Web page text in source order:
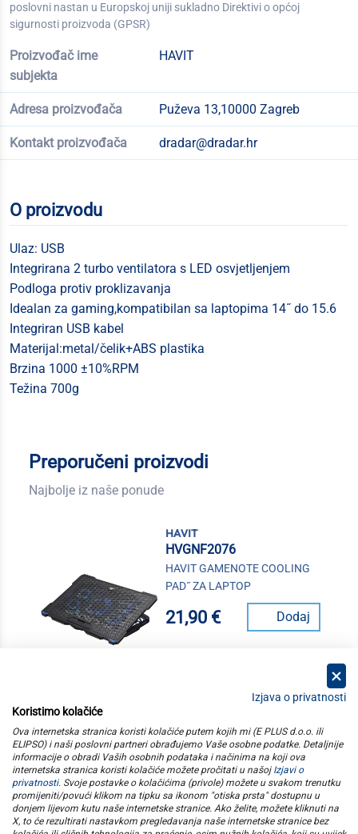
poslovni nastan u Europskoj uniji sukladno Direktivi o općoj
sigurnosti proizvoda (GPSR)
Proizvođač ime
subjekta
HAVIT
Adresa proizvođača Puževa 13,10000 Zagreb
Kontakt proizvođača dradar@dradar.hr
O proizvodu
Ulaz: USB
Integrirana 2 turbo ventilatora s LED osvjetljenjem
Podloga protiv proklizavanja
Idealan za gaming,kompatibilan sa laptopima 14˝ do 15.6
Integriran USB kabel
Materijal:metal/čelik+ABS plastika
Brzina 1000 ±10%RPM
Težina 700g
Preporučeni proizvodi
Najbolje iz naše ponude
havit
HVGNF2076
HAVIT GAMENOTE COOLING
PAD˝ ZA LAPTOP
21,90 € Dodaj
kategorije
elipso
informacije
Izjava o privatnosti
Koristimo kolačiće
Ova internetska stranica koristi kolačiće putem kojih mi (E PLUS d.o.o. ili
ELIPSO) i naši poslovni partneri obrađujemo Vaše osobne podatke. Detaljnije
informacije o obradi Vaših osobnih podataka i načinima na koji ova
internetska stranica koristi kolačiće možete pročitati u našoj Izjavi o
privatnosti. Svoje postavke o kolačićima (privole) možete u svakom trenutku
promijeniti/povući klikom na tipku sa ikonom "otiska prsta" dostupnu u
donjem lijevom kutu naše internetske stranice. Ako želite, možete kliknuti na
X, to će rezultirati nastavkom pregledavanja naše internetske stranice bez